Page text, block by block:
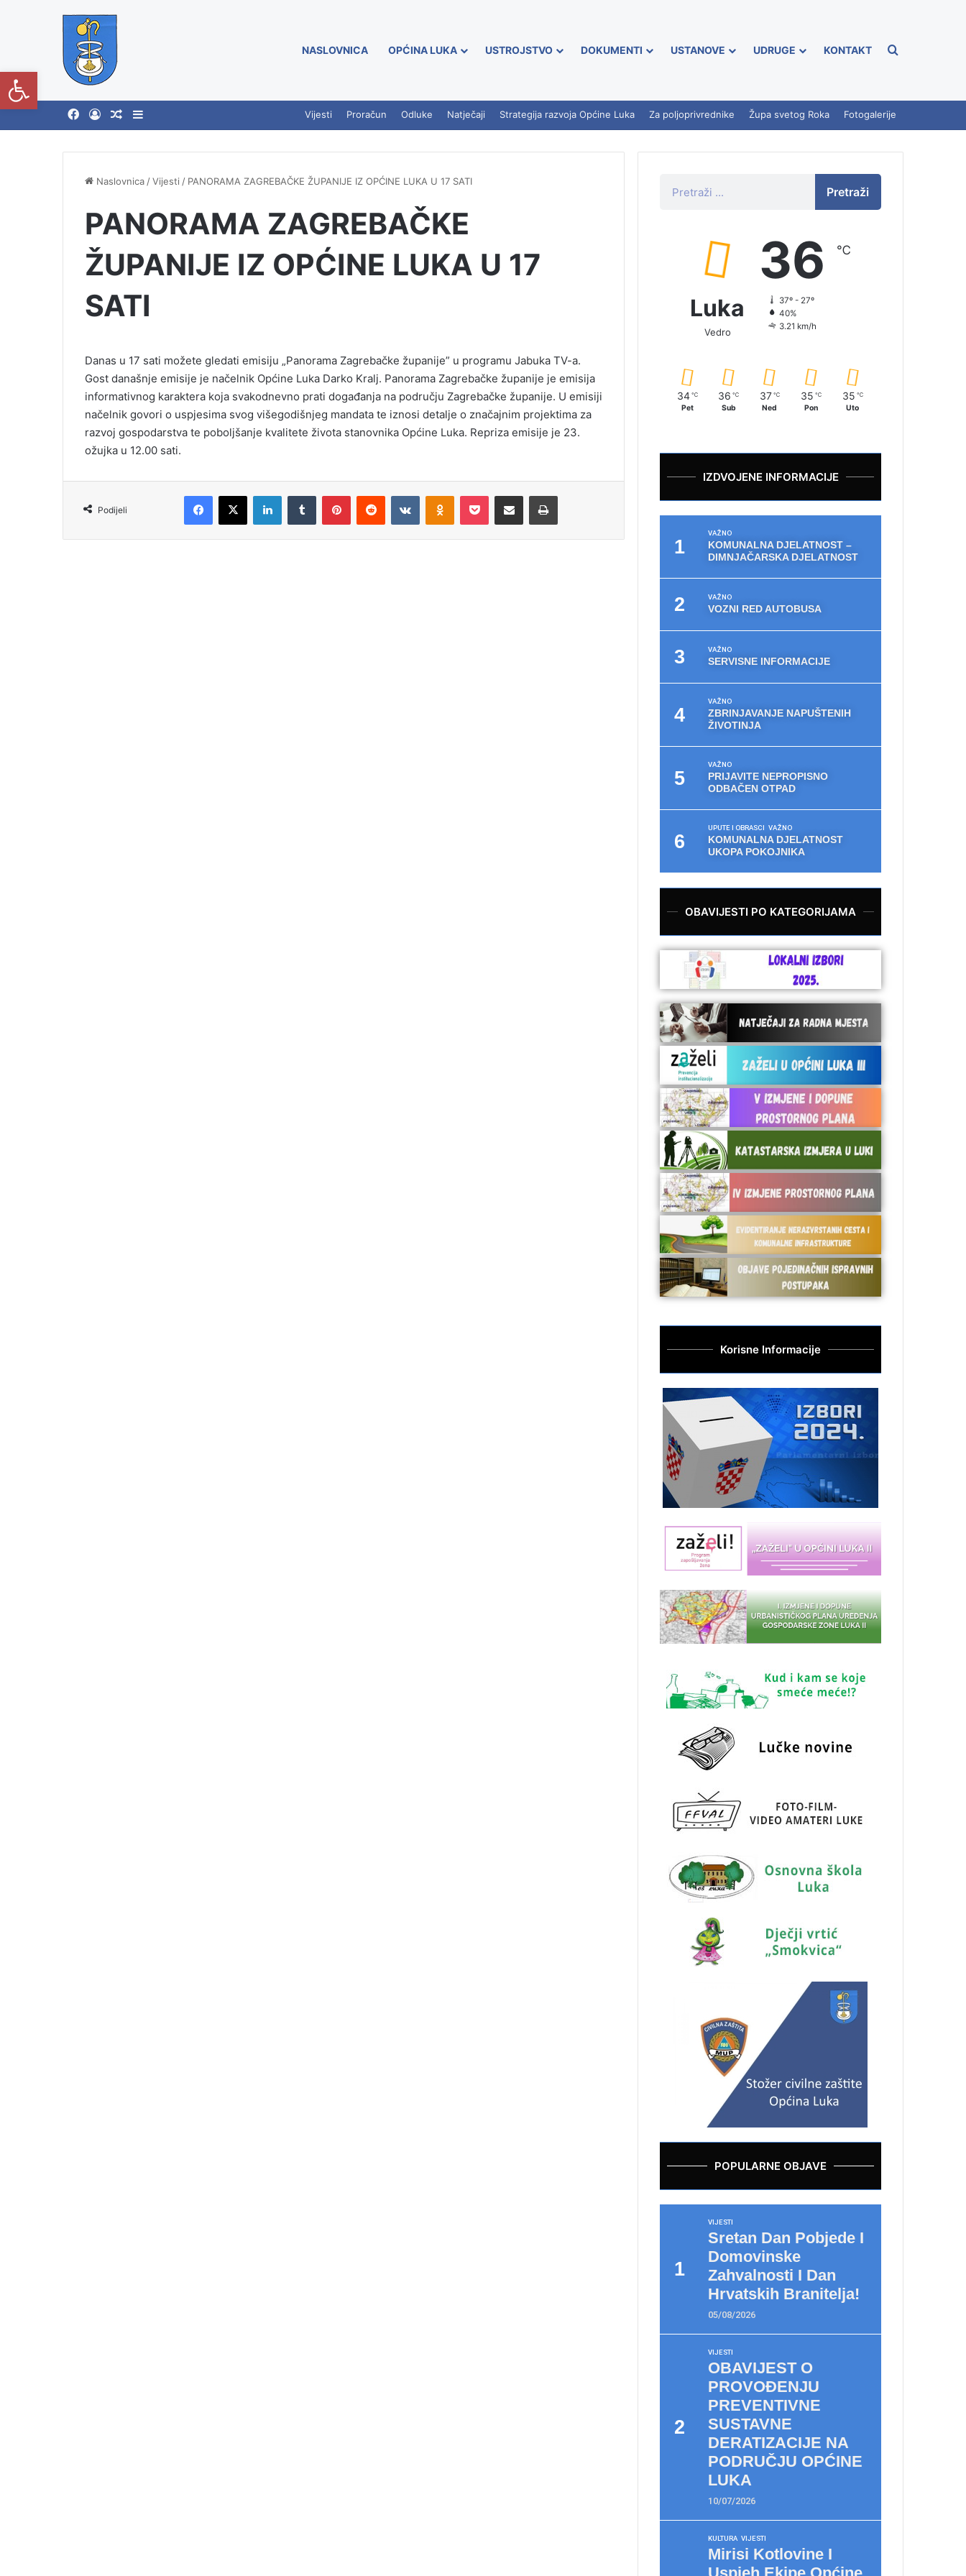
NASLOVNICA OPĆINA LUKA USTROJSTVO DOKUMENTI USTANOVE UDRUGE KONTAKT
Vijesti Proračun Odluke Natječaji Strategija razvoja Općine Luka Za poljoprivrednike Župa svetog Roka Fotogalerije
Naslovnica /Vijesti / PANORAMA ZAGREBAČKE ŽUPANIJE IZ OPĆINE LUKA U 17 SATI
PANORAMA ZAGREBAČKE
ŽUPANIJE IZ OPĆINE LUKA U 17
SATI
Danas u 17 sati možete gledati emisiju „Panorama Zagrebačke županije” u programu Jabuka TV-a.
Gost današnje emisije je načelnik Općine Luka Darko Kralj. Panorama Zagrebačke županije je emisija
informativnog karaktera koja svakodnevno prati događanja na području Zagrebačke županije. U emisiji
načelnik govori o uspjesima svog višegodišnjeg mandata te iznosi detalje o značajnim projektima za
razvoj gospodarstva te poboljšanje kvalitete života stanovnika Općine Luka. Repriza emisije je 23.
ožujka u 12.00 sati.
Podijeli
Pretraži
Luka
Vedro
36 ℃
37º - 27º
40%
3.21 km/h
34 ℃
Pet
36 ℃
Sub
37 ℃
Ned
35 ℃
Pon
35 ℃
Uto
IZDVOJENE INFORMACIJE
VAŽNO
KOMUNALNA DJELATNOST –
DIMNJAČARSKA DJELATNOST
VAŽNO
VOZNI RED AUTOBUSA
VAŽNO
SERVISNE INFORMACIJE
VAŽNO
ZBRINJAVANJE NAPUŠTENIH
ŽIVOTINJA
VAŽNO
PRIJAVITE NEPROPISNO
ODBAČEN OTPAD
UPUTE I OBRASCI VAŽNO
KOMUNALNA DJELATNOST
UKOPA POKOJNIKA
OBAVIJESTI PO KATEGORIJAMA
Korisne Informacije
POPULARNE OBJAVE
VIJESTI
Sretan Dan Pobjede I
Domovinske
Zahvalnosti I Dan
Hrvatskih Branitelja!
05/08/2026
VIJESTI
OBAVIJEST O
PROVOĐENJU
PREVENTIVNE
SUSTAVNE
DERATIZACIJE NA
PODRUČJU OPĆINE
LUKA
10/07/2026
KULTURA VIJESTI
Mirisi Kotlovine I
Uspjeh Ekipe Općine
Open toolbar